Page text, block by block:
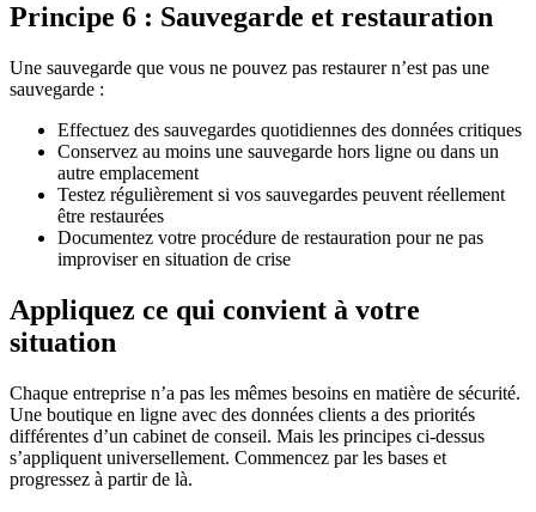
Principe 6 : Sauvegarde et restauration
Une sauvegarde que vous ne pouvez pas restaurer n’est pas une
sauvegarde :
Effectuez des sauvegardes quotidiennes des données critiques
Conservez au moins une sauvegarde hors ligne ou dans un
autre emplacement
Testez régulièrement si vos sauvegardes peuvent réellement
être restaurées
Documentez votre procédure de restauration pour ne pas
improviser en situation de crise
Appliquez ce qui convient à votre
situation
Chaque entreprise n’a pas les mêmes besoins en matière de sécurité.
Une boutique en ligne avec des données clients a des priorités
différentes d’un cabinet de conseil. Mais les principes ci-dessus
s’appliquent universellement. Commencez par les bases et
progressez à partir de là.